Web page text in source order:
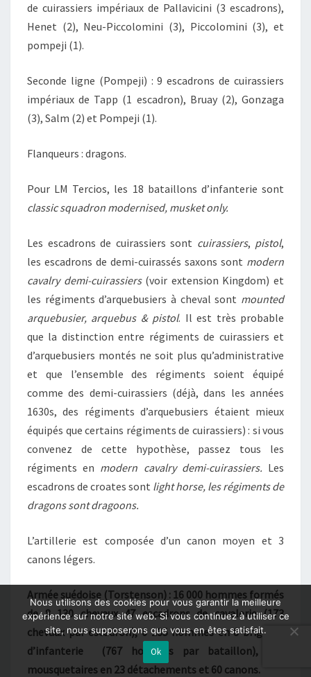
de cuirassiers impériaux de Pallavicini (3 escadrons),
Henet (2), Neu-Piccolomini (3), Piccolomini (3), et
pompeji (1).
Seconde ligne (Pompeji) : 9 escadrons de cuirassiers
impériaux de Tapp (1 escadron), Bruay (2), Gonzaga
(3), Salm (2) et Pompeji (1).
Flanqueurs : dragons.
Pour LM Tercios, les 18 bataillons d’infanterie sont
classic squadron modernised, musket only.
Les escadrons de cuirassiers sont cuirassiers, pistol,
les escadrons de demi-cuirassés saxons sont modern
cavalry demi-cuirassiers (voir extension Kingdom) et
les régiments d’arquebusiers à cheval sont mounted
arquebusier, arquebus & pistol. Il est très probable
que la distinction entre régiments de cuirassiers et
d’arquebusiers montés ne soit plus qu’administrative
et que l’ensemble des régiments soient équipé
comme des demi-cuirassiers (déjà, dans les années
1630s, des régiments d’arquebusiers étaient mieux
équipés que certains régiments de cuirassiers) : si vous
convenez de cette hypothèse, passez tous les
régiments en modern cavalry demi-cuirassiers. Les
escadrons de croates sont light horse, les régiments de
dragons sontdragoons.
L’artillerie est composée d’un canon moyen et 3
canons légers.
Armée suédoise (Torstenson) : 16 000 hommes formés
de 8 130 chevaux 47 escadrons de cavalerie (173
chevaux par escadron), 6 135 hommes en 8 brigades
d’infanterie (767 hommes par bataillon), 920
mousquetaires en 23 détachements et 60 canons.
Nous utilisons des cookies pour vous garantir la meilleure
expérience sur notre site web. Si vous continuez à utiliser ce
site, nous supposerons que vous en êtes satisfait.
Ok